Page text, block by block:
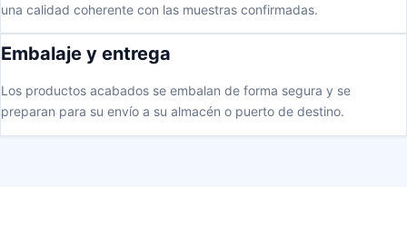
una calidad coherente con las muestras confirmadas.
Embalaje y entrega
Los productos acabados se embalan de forma segura y se
preparan para su envío a su almacén o puerto de destino.